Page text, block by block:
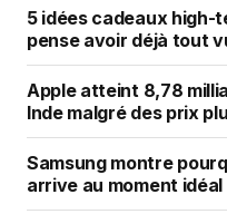
5 idées cadeaux high-
pense avoir déjà tout
Apple atteint 8,78
Inde malgré des prix
Samsung montre
arrive au moment idéal